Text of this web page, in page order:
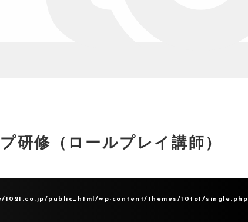
研修（ロールプレイ講師）
1021.co.jp/public_html/wp-content/themes/10to1/single.php